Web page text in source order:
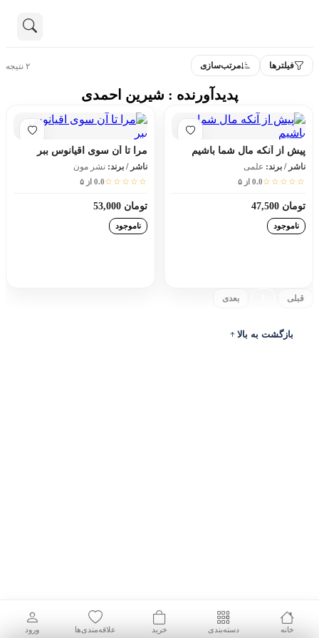
ترجمه‌شده توسط شیرین احمدی
هنوز جستجویی انجام نشده است.
درباره ما
همه محصولات
دسته بندی
ورود علاقه‌مندی‌ها خرید دسته‌بندی خانه
فیلترها مرتب‌سازی ۲ نتیجه
پدیدآورنده : شیرین احمدی
پیش از آنکه مال شما باشیم
ناشر / برند: علمی
☆☆☆☆☆0.0 از ۵
تومان 47,500
ناموجود
مرا تا آن سوی اقیانوس ببر
ناشر / برند: نشر مون
☆☆☆☆☆0.0 از ۵
تومان 53,000
ناموجود
قبلی بعدی
بازگشت به بالا